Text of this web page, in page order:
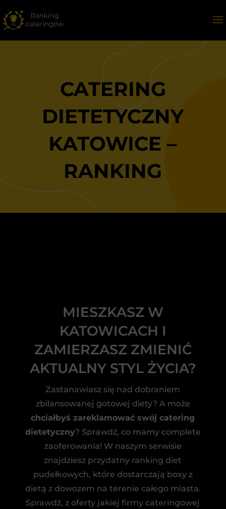
CATERING
DIETETYCZNY
KATOWICE –
RANKING
MIESZKASZ W
KATOWICACH I
ZAMIERZASZ ZMIENIĆ
AKTUALNY STYL ŻYCIA?
Zastanawiasz się nad dobraniem
zbilansowanej gotowej diety? A może
chciałbyś zareklamować swój catering
dietetyczny? Sprawdź, co mamy complete
zaoferowania! W naszym serwisie
znajdziesz przydatny ranking diet
pudełkowych, które dostarczają boxy z
dietą z dowozem na terenie całego miasta.
Sprawdź, z oferty jakiej firmy cateringowej